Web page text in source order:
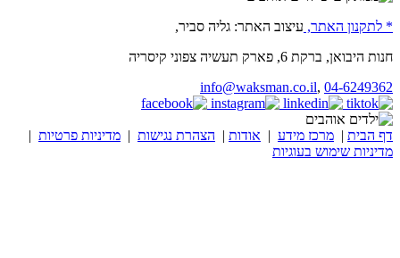
* לתקנון האתר, עיצוב האתר: גליה סביר,
חנות היבואן, ברקת 6, פארק תעשיה צפוני קיסריה
info@waksman.co.il, 04-6249362
דף הבית | מרכז מידע | אודות | הצהרת נגישות | מדיניות פרטיות |
מדיניות שימוש בעוגיות